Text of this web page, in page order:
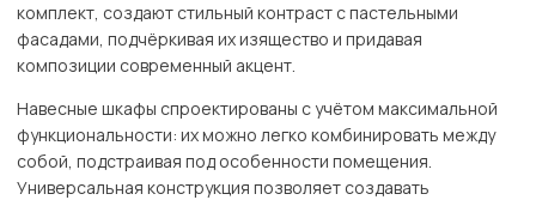
комплект, создают стильный контраст с пастельными
фасадами, подчёркивая их изящество и придавая
композиции современный акцент.
Навесные шкафы спроектированы с учётом максимальной
функциональности: их можно легко комбинировать между
собой, подстраивая под особенности помещения.
Универсальная конструкция позволяет создавать